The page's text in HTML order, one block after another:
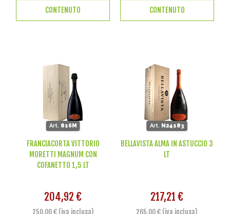
CONTENUTO CONTENUTO
Art. 816M
FRANCIACORTA VITTORIO
MORETTI MAGNUM CON
COFANETTO 1,5 LT
204,92 €
250,00 € (iva inclusa)
Art. N24183
BELLAVISTA ALMA IN ASTUCCIO 3
LT
217,21 €
265,00 € (iva inclusa)